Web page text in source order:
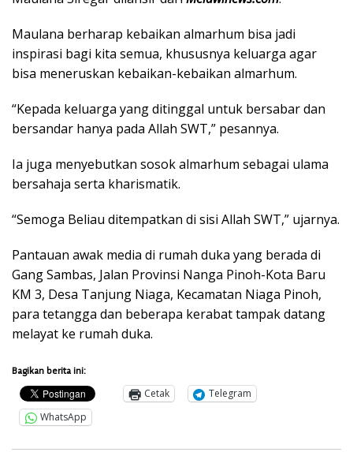
Maulana berharap kebaikan almarhum bisa jadi
inspirasi bagi kita semua, khususnya keluarga agar
bisa meneruskan kebaikan-kebaikan almarhum.
“Kepada keluarga yang ditinggal untuk bersabar dan
bersandar hanya pada Allah SWT,” pesannya.
Ia juga menyebutkan sosok almarhum sebagai ulama
bersahaja serta kharismatik.
“Semoga Beliau ditempatkan di sisi Allah SWT,” ujarnya.
Pantauan awak media di rumah duka yang berada di
Gang Sambas, Jalan Provinsi Nanga Pinoh-Kota Baru
KM 3, Desa Tanjung Niaga, Kecamatan Niaga Pinoh,
para tetangga dan beberapa kerabat tampak datang
melayat ke rumah duka.
Bagikan berita ini:
Cetak
Telegram
WhatsApp